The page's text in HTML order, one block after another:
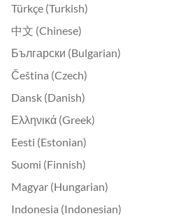
Türkçe (Turkish)
中文 (Chinese)
Български (Bulgarian)
Čeština (Czech)
Dansk (Danish)
Ελληνικά (Greek)
Eesti (Estonian)
Suomi (Finnish)
Magyar (Hungarian)
Indonesia (Indonesian)